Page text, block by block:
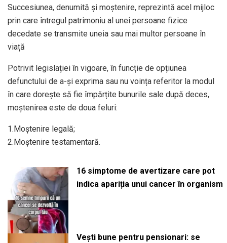
Succesiunea, denumită și moștenire, reprezintă acel mijloc
prin care întregul patrimoniu al unei persoane fizice
decedate se transmite uneia sau mai multor persoane în
viață
Potrivit legislației în vigoare, în funcție de opțiunea
defunctului de a-și exprima sau nu voința referitor la modul
în care dorește să fie împărțite bunurile sale după deces,
moștenirea este de doua feluri:
1.Moștenire legală;
2.Moștenire testamentară.
16 simptome de avertizare care pot
indica apariția unui cancer în organism
Vești bune pentru pensionari: se